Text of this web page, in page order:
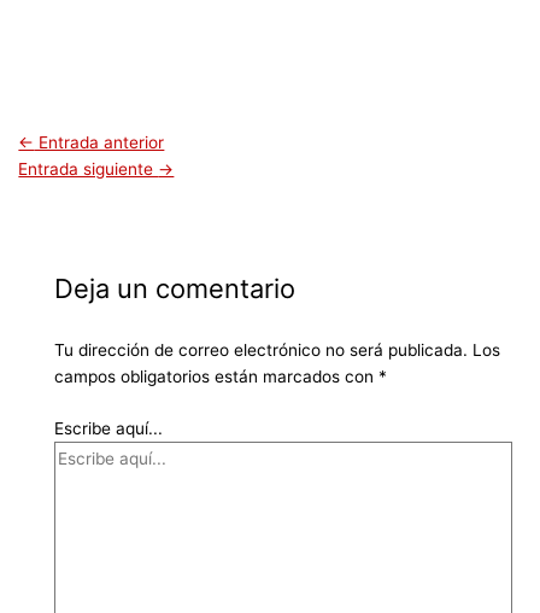
← Entrada anterior
Entrada siguiente →
Deja un comentario
Tu dirección de correo electrónico no será publicada. Los
campos obligatorios están marcados con *
Escribe aquí...